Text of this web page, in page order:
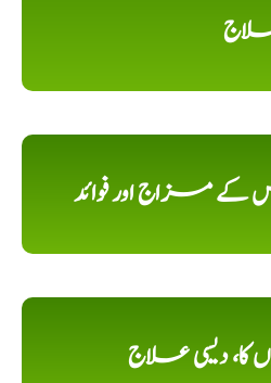
مزاج اور فوائد
کا، دیسی علاج